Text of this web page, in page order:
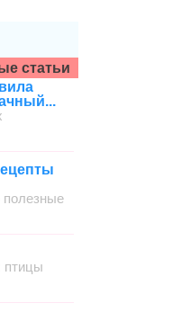
статьи
птицы